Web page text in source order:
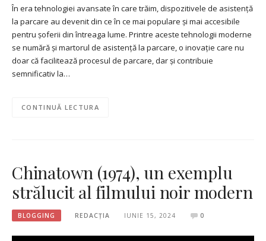
În era tehnologiei avansate în care trăim, dispozitivele de asistență
la parcare au devenit din ce în ce mai populare și mai accesibile
pentru șoferii din întreaga lume. Printre aceste tehnologii moderne
se numără și martorul de asistență la parcare, o inovație care nu
doar că facilitează procesul de parcare, dar și contribuie
semnificativ la…
CONTINUĂ LECTURA
Chinatown (1974), un exemplu
strălucit al filmului noir modern
BLOGGING REDACȚIA IUNIE 15, 2024 0